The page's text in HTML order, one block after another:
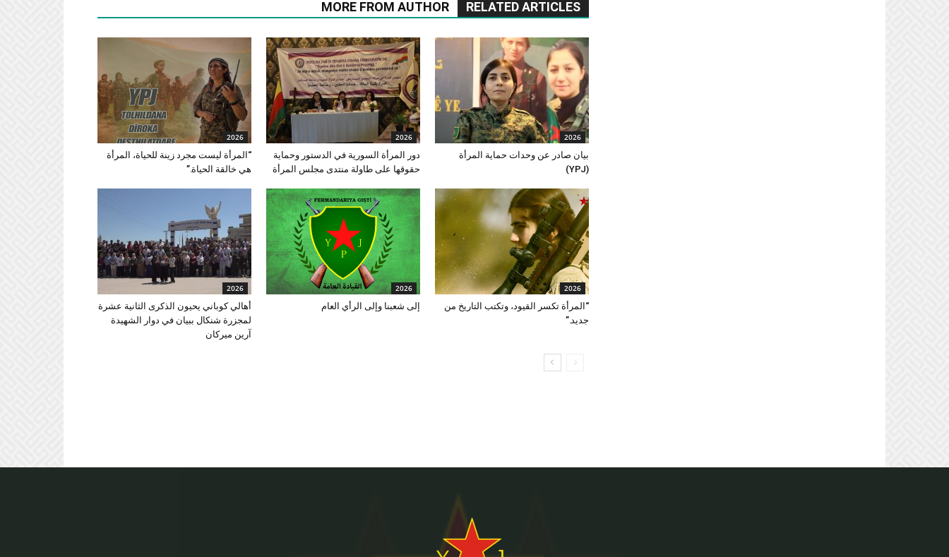
RELATED ARTICLES
MORE FROM AUTHOR
2026
“المرأة ليست مجرد زينة للحياة، المرأة
هي خالقة الحياة.”
2026
دور المرأة السورية في الدستور وحماية
حقوقها على طاولة منتدى مجلس المرأة
2026
بيان صادر عن وحدات حماية المرأة
(YPJ)
2026
أهالي كوباني يحيون الذكرى الثانية عشرة
لمجزرة شنكال ببيان في دوار الشهيدة
آرين ميركان
2026
إلى شعبنا وإلى الرأي العام
2026
“المرأة تكسر القيود، وتكتب التاريخ من
جديد.”